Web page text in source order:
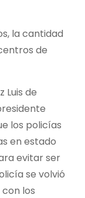
la cantidad
de
Luis de
los policías
en estado
evitar ser
se volvió
los